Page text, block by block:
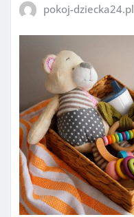
pokoj-dziecka24.pl